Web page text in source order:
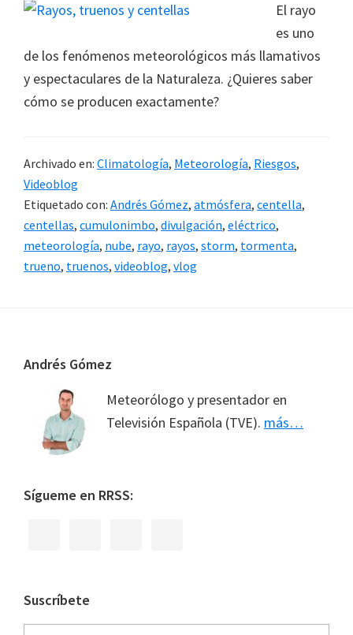
El rayo
es uno
de los fenómenos meteorológicos más llamativos
y espectaculares de la Naturaleza. ¿Quieres saber
cómo se producen exactamente?
Archivado en: Climatología, Meteorología, Riesgos,
Videoblog
Etiquetado con: Andrés Gómez, atmósfera, centella,
centellas, cumulonimbo, divulgación, eléctrico,
meteorología, nube, rayo, rayos, storm, tormenta,
trueno, truenos, videoblog, vlog
Footer
Andrés Gómez
Meteorólogo y presentador en
Televisión Española (TVE). más…
Sígueme en RRSS:
Suscríbete